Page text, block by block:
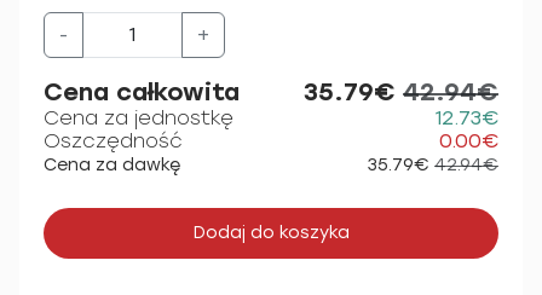
- +
Cena całkowita 35.79€ 42.94€
Cena za jednostkę
12.73€
Oszczędność
0.00€
Cena za dawkę 35.79€ 42.94€
Dodaj do koszyka